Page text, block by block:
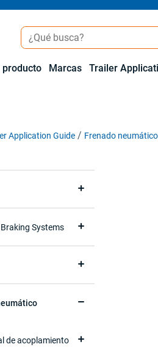
producto Marcas Trailer
Application Guide Frenado neumático
Systems
de acoplamiento